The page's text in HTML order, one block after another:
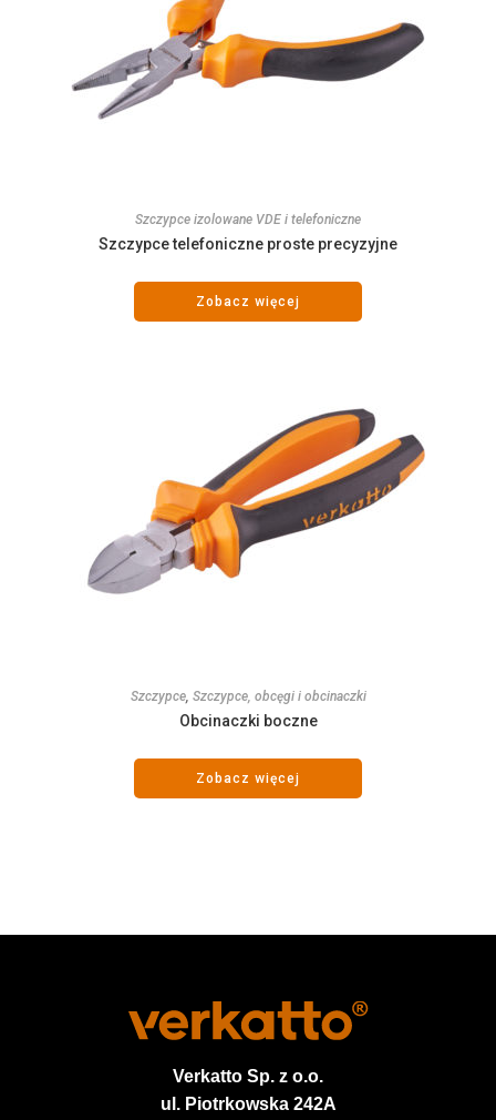
Szczypce izolowane VDE i telefoniczne
Szczypce telefoniczne proste precyzyjne
Zobacz więcej
Szczypce, Szczypce, obcęgi i obcinaczki
Obcinaczki boczne
Zobacz więcej
Verkatto Sp. z o.o.
ul. Piotrkowska 242A